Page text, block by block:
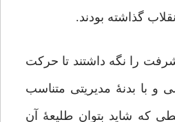
گذاشته بودند.
را نگه داشتند تا حرکت
و با بدنۀ مدیریتی متناسب
که شاید بتوان طلیعۀ آن